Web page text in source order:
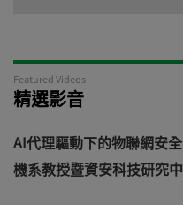
Featured Videos
精選影音
AI代理驅動下的物聯網安
機系教授暨資安科技研究